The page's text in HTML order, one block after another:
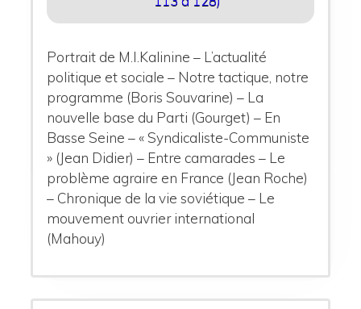
Portrait de M.I.Kalinine – L’actualité
politique et sociale – Notre tactique, notre
programme (Boris Souvarine) – La
nouvelle base du Parti (Gourget) – En
Basse Seine – « Syndicaliste-Communiste
» (Jean Didier) – Entre camarades – Le
problème agraire en France (Jean Roche)
– Chronique de la vie soviétique – Le
mouvement ouvrier international
(Mahouy)